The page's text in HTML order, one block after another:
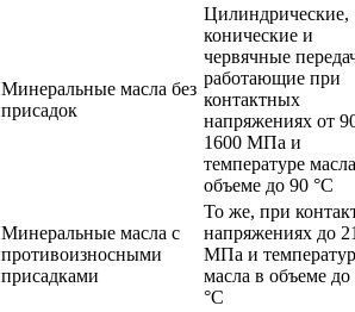
Минеральные масла без
присадок
Цилиндрические,
конические и
червячные
работающие при
контактных
напряжениях от
1600 МПа и
температуре
объеме до 90 °С
Минеральные масла с
противоизносными
присадками
То же, при
напряжениях до
МПа и
масла в объеме до
°С